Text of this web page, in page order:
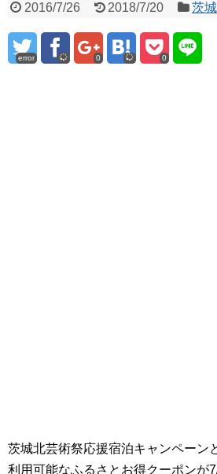
2016/7/26 2018/7/20 茨
error 0 0
茨城北芸術祭応援宿泊キャンペーン
利用可能なふるさとお得クーポンが